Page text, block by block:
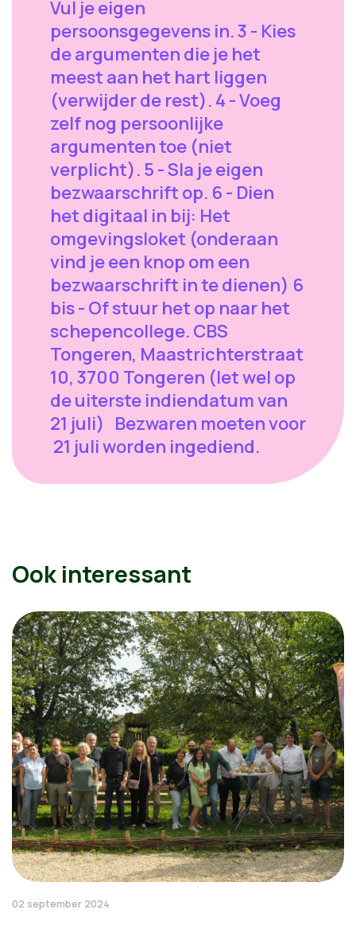
Vul je eigen
persoonsgegevens in. 3 - Kies
de argumenten die je het
meest aan het hart liggen
(verwijder de rest). 4 - Voeg
zelf nog persoonlijke
argumenten toe (niet
verplicht). 5 - Sla je eigen
bezwaarschrift op. 6 - Dien
het digitaal in bij: Het
omgevingsloket (onderaan
vind je een knop om een
bezwaarschrift in te dienen) 6
bis - Of stuur het op naar het
schepencollege. CBS
Tongeren, Maastrichterstraat
10, 3700 Tongeren (let wel op
de uiterste indiendatum van
21 juli) Bezwaren moeten voor
21 juli worden ingediend.
Ook interessant
02 september 2024